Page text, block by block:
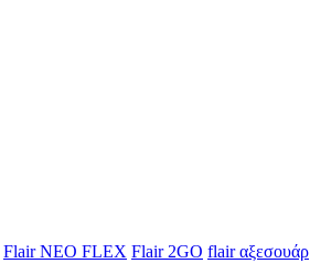
Flair NEO FLEX Flair 2GO flair αξεσουάρ